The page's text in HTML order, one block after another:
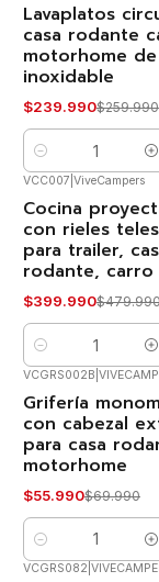
-8%
OFF
Lavaplatos
casa rodante
motorhome
inoxidable
$239.990$259.990
Cantidad
-17%
OFF
VCC007 ViveCampers
Cocina
con rieles
para trailer,
rodante,
$399.990
Cantidad
-20%
OFF
VCGRS002B
Grifería
con cabezal
para casa
motorhome
$55.990$69.990
Cantidad
VCGRS082